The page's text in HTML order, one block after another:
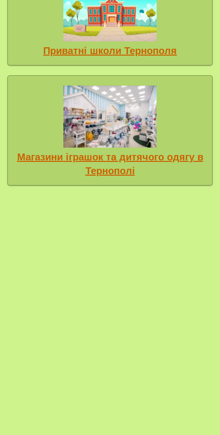
Приватні школи Тернополя
Магазини іграшок та дитячого одягу в
Тернополі